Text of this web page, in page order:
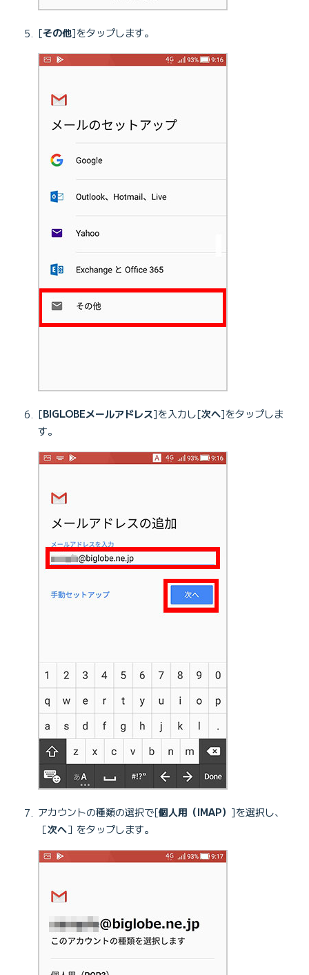
[その他]をタップします。
[BIGLOBEメールアドレス]を入力し[次へ]をタップしま
す。
アカウントの種類の選択で[個人用（IMAP） ]を選択し、
［次へ］をタップします。